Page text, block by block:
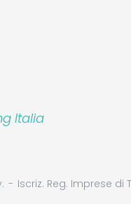
Italia
Iscriz. Reg. Imprese di